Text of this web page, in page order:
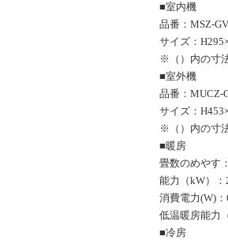
大阪府内・一
ご覧ください。
店休日について
通常土日祝日
に関しまして
■室内機
品番：MSZ-
サイズ：
※（）内の寸
■室外機
品番：MUCZ-
サイズ：
※（）内の寸
■暖房
畳数のめやす
能力（kW）：
消費電力(W)：
低温暖房能力
■冷房